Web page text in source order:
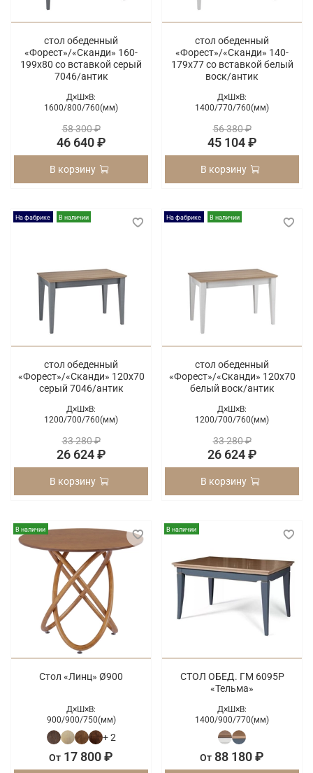
стол обеденный
«Форест»/«Сканди» 160-
199х80 со вставкой серый
7046/антик
Д×Ш×В:
1600/800/760(мм)
58 300 ₽
46 640 ₽
В корзину
стол обеденный
«Форест»/«Сканди» 140-
179х77 со вставкой белый
воск/антик
Д×Ш×В:
1400/770/760(мм)
56 380 ₽
45 104 ₽
В корзину
На фабрике В наличии
стол обеденный
«Форест»/«Сканди» 120х70
серый 7046/антик
Д×Ш×В:
1200/700/760(мм)
33 280 ₽
26 624 ₽
В корзину
На фабрике В наличии
стол обеденный
«Форест»/«Сканди» 120х70
белый воск/антик
Д×Ш×В:
1200/700/760(мм)
33 280 ₽
26 624 ₽
В корзину
В наличии
Стол «Линц» Ø900
Д×Ш×В:
900/900/750(мм)
+ 2
От 17 800 ₽
В наличии
СТОЛ ОБЕД. ГМ 6095Р
«Тельма»
Д×Ш×В:
1400/900/770(мм)
От 88 180 ₽